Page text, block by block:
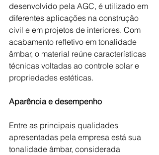
desenvolvido pela AGC, é utilizado em
diferentes aplicações na construção
civil e em projetos de interiores. Com
acabamento refletivo em tonalidade
âmbar, o material reúne características
técnicas voltadas ao controle solar e
propriedades estéticas.
Aparência e desempenho
Entre as principais qualidades
apresentadas pela empresa está sua
tonalidade âmbar, considerada